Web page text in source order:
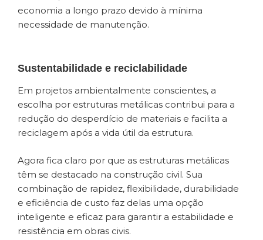
economia a longo prazo devido à mínima
necessidade de manutenção.
Sustentabilidade e reciclabilidade
Em projetos ambientalmente conscientes, a
escolha por estruturas metálicas contribui para a
redução do desperdício de materiais e facilita a
reciclagem após a vida útil da estrutura.
Agora fica claro por que as estruturas metálicas
têm se destacado na construção civil. Sua
combinação de rapidez, flexibilidade, durabilidade
e eficiência de custo faz delas uma opção
inteligente e eficaz para garantir a estabilidade e
resistência em obras civis.